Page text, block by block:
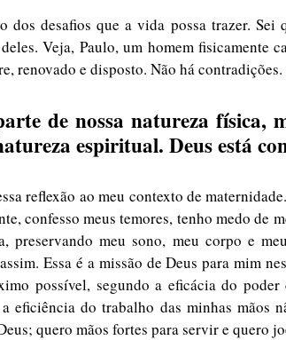
dos desafios que a vida possa trazer. Sei
Veja, Paulo, um homem fisicamente
renovado e disposto. Não há contradições.
de nossa natureza física,
espiritual. Deus está
reflexão ao meu contexto de
confesso meus temores, tenho medo de
preservando meu sono, meu corpo e
Essa é a missão de Deus para mim
possível, segundo a eficácia do
eficiência do trabalho das minhas mãos
quero mãos fortes para servir e quero